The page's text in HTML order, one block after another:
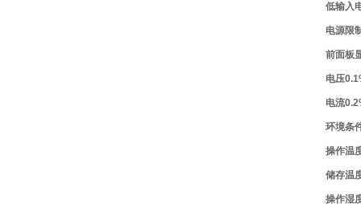
低输入
电源限
前面板
电压
电流
环境条
操作温
储存温
操作湿